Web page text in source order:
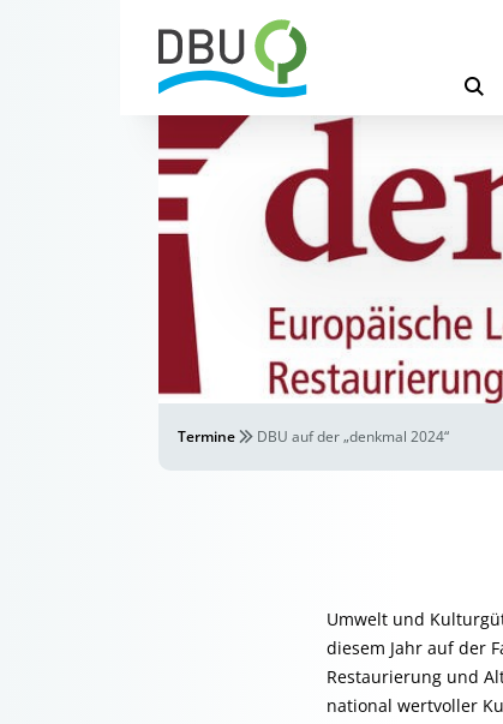
Termine DBU auf der „denkmal 2024“
Umwelt und
diesem Jahr auf der
Restaurierung und
national wertvoller